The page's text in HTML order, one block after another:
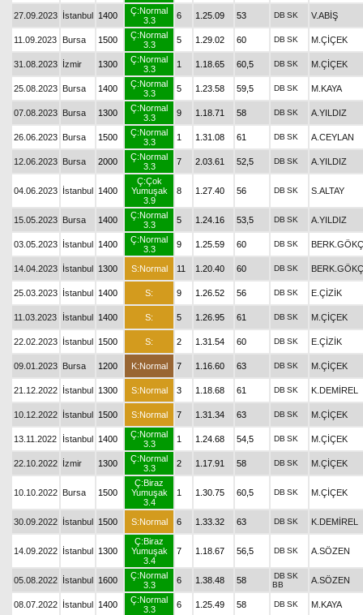
27.09.2023 İstanbul 1400
Ç:Normal
3.3
6 1.25.09 53 DB SK V.ABİŞ
11.09.2023 Bursa 1500
Ç:Normal
3.3
5 1.29.02 60 DB SK M.ÇİÇEK
31.08.2023 İzmir 1300
Ç:Normal
3.3
1 1.18.65 60,5 DB SK M.ÇİÇEK
25.08.2023 Bursa 1400
Ç:Normal
3.3
5 1.23.58 59,5 DB SK M.KAYA
07.08.2023 Bursa 1300
Ç:Normal
3.3
9 1.18.71 58 DB SK A.YILDIZ
26.06.2023 Bursa 1500
Ç:Normal
3.3
1 1.31.08 61 DB SK A.CEYLAN
12.06.2023 Bursa 2000
Ç:Normal
3.3
7 2.03.61 52,5 DB SK A.YILDIZ
04.06.2023 İstanbul 1400
Ç:Çok
Yumuşak
3.9
8 1.27.40 56 DB SK S.ALTAY
15.05.2023 Bursa 1400
Ç:Normal
3.3
5 1.24.16 53,5 DB SK A.YILDIZ
03.05.2023 İstanbul 1400
Ç:Normal
3.3
9 1.25.59 60 DB SK
14.04.2023 İstanbul 1300 S:Normal 11 1.20.40 60 DB SK
25.03.2023 İstanbul 1400 S: 9 1.26.52 56 DB SK E.ÇİZİK
11.03.2023 İstanbul 1400 S: 5 1.26.95 61 DB SK M.ÇİÇEK
22.02.2023 İstanbul 1500 S: 2 1.31.54 60 DB SK E.ÇİZİK
09.01.2023 Bursa 1200 K:Normal 7 1.16.60 63 DB SK M.ÇİÇEK
21.12.2022 İstanbul 1300 S:Normal 3 1.18.68 61 DB SK K.DEMİREL
10.12.2022 İstanbul 1500 S:Normal 7 1.31.34 63 DB SK M.ÇİÇEK
13.11.2022 İstanbul 1400
Ç:Normal
3.3
1 1.24.68 54,5 DB SK M.ÇİÇEK
22.10.2022 İzmir 1300
Ç:Normal
3.3
2 1.17.91 58 DB SK M.ÇİÇEK
10.10.2022 Bursa 1500
Ç:Biraz
Yumuşak
3.4
1 1.30.75 60,5 DB SK M.ÇİÇEK
30.09.2022 İstanbul 1500 S:Normal 6 1.33.32 63 DB SK K.DEMİREL
14.09.2022 İstanbul 1300
Ç:Biraz
Yumuşak
3.4
7 1.18.67 56,5 DB SK A.SÖZEN
05.08.2022 İstanbul 1600
Ç:Normal
3.3
6 1.38.48 58 DB SK
BB
A.SÖZEN
08.07.2022 İstanbul 1400
Ç:Normal
3.3
6 1.25.49 58 DB SK M.KAYA